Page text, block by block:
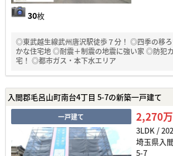
30枚
◎東武越生線武州唐沢駅徒歩７分！ ◎四季の移
かな住宅地 ◎耐震＋制震の地震に強い家 ◎防犯
宅！ ◎都市ガス・本下水エリア
入間郡毛呂山町南台4丁目 5-7の新築一戸建て
一戸建て 2,270
3LDK /
埼玉県入
5-7